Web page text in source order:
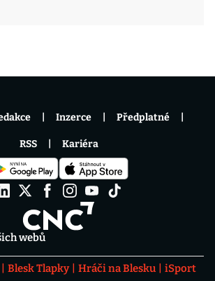
webů
Blesk Tlapky Hráči na Blesku
iSport
Inzerce Předplatné
RSS Kariéra